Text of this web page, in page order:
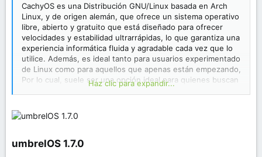
CachyOS es una Distribución GNU/Linux basada en Arch
Linux, y de origen alemán, que ofrece un sistema operativo
libre, abierto y gratuito que está diseñado para ofrecer
velocidades y estabilidad ultrarrápidas, lo que garantiza una
experiencia informática fluida y agradable cada vez que lo
utilice. Además, es ideal tanto para usuarios experimentado
de Linux como para aquellos que apenas están empezando,
Por lo cual, suele ser una opción ideal para quienes buscan
un sistema operativo potente, personalizable y
Haz clic para expandir...
umbrelOS 1.7.0​